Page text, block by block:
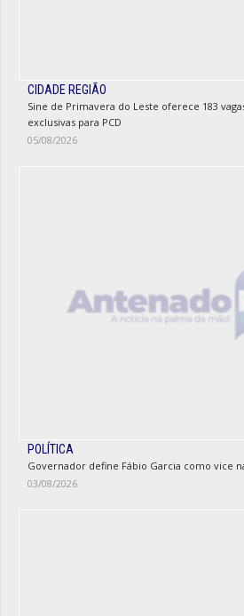
CIDADE REGIÃO
Sine de Primavera do Leste oferece 183
exclusivas para PCD
05/08/2026
POLÍTICA
Governador define Fábio Garcia como vice
03/08/2026